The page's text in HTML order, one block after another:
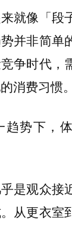
就像「段
并非简单
争时代，
消费习惯。
趋势下，
是观众接
从更衣室